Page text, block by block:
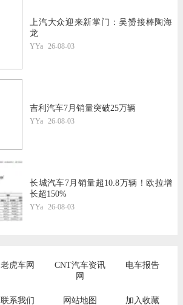
上汽大众迎来新掌门：吴赟接棒陶海
龙
YYa 26-08-03
吉利汽车7月销量突破25万辆
YYa 26-08-03
长城汽车7月销量超10.8万辆！欧拉增
长超150%
YYa 26-08-03
老虎车网
CNT汽车资讯
网
电车报告
联系我们 网站地图 加入收藏